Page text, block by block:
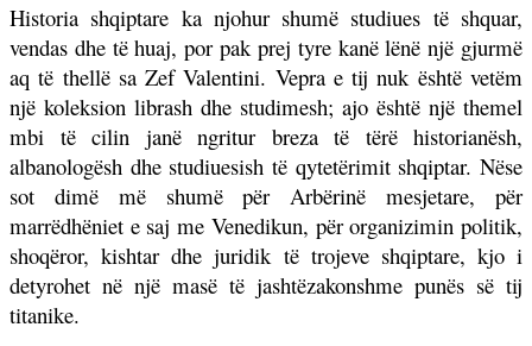
Historia shqiptare ka njohur shumë studiues të shquar,
vendas dhe të huaj, por pak prej tyre kanë lënë një gjurmë
aq të thellë sa Zef Valentini. Vepra e tij nuk është vetëm
një koleksion librash dhe studimesh; ajo është një themel
mbi të cilin janë ngritur breza të tërë historianësh,
albanologësh dhe studiuesish të qytetërimit shqiptar. Nëse
sot dimë më shumë për Arbërinë mesjetare, për
marrëdhëniet e saj me Venedikun, për organizimin politik,
shoqëror, kishtar dhe juridik të trojeve shqiptare, kjo i
detyrohet në një masë të jashtëzakonshme punës së tij
titanike.